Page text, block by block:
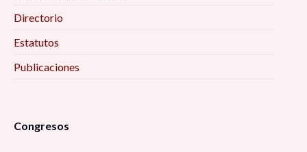
Directorio
Estatutos
Publicaciones
Congresos